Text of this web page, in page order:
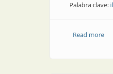
Palabra clave:
Read more